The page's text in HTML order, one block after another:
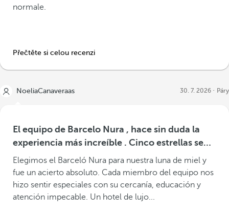
normale.
Přečtěte si celou recenzi
NoeliaCanaveraas 30. 7. 2026 Páry
El equipo de Barcelo Nura , hace sin duda la
experiencia más increíble . Cinco estrellas se
quedan cortas
Elegimos el Barceló Nura para nuestra luna de miel y
fue un acierto absoluto. Cada miembro del equipo nos
hizo sentir especiales con su cercanía, educación y
atención impecable. Un hotel de lujo...